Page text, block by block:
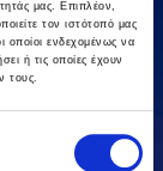
μας. Επιπλέον,
τον ιστότοπό μας
οποίοι ενδεχομένως να
ή τις οποίες έχουν
τους.